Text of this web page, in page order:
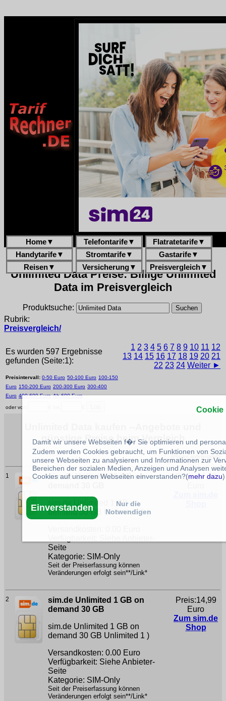
Home▼ Telefontarife▼ Flatratetarife▼
Handytarife▼ Stromtarife▼ Gastarife▼
Reisen▼ Versicherung▼ Preisvergleich▼
Unlimited Data Preise: Billige Unlimited
Data im Preisvergleich
Produktsuche:
Rubrik:
Preisvergleich/
Es wurden 597 Ergebnisse
gefunden (Seite:1):
1 2 3 4 5 6 7 8 9 10 11 12
13 14 15 16 17 18 19 20 21
22 23 24 Weiter ►
Preisintervall: 0-50 Euro 50-100 Euro 100-150
Euro 150-200 Euro 200-300 Euro 300-400
Euro 400-600 Euro Ab 600 Euro
oder von:
günstige Preise beim Vergleich
(Preise aufsteigend)
1
sim.de Unlimited 1 GB on
sim.de Unlimited 1 GB on
demand 30 GB
Unlimited 1 )
Seite
Kategorie: SIM-Only
Seit der Preiserfassung können
Veränderungen erfolgt sein**/Link*
Preis:14,99
2
sim.de Unlimited 1 GB on
demand 30 GB
sim.de Unlimited 1 GB on
demand 30 GB Unlimited 1 )
Versandkosten: 0.00 Euro
Verfügbarkeit: Siehe Anbieter-
Seite
Kategorie: SIM-Only
Seit der Preiserfassung können
Veränderungen erfolgt sein**/Link*
Preis:14,99
Euro
Zum sim.de
Shop
Cookie
Damit wir unsere Webseiten f�r Sie optimieren und
Zudem werden Cookies gebraucht, um Funktionen von
unsere Webseiten zu analysieren und Informationen zur
Bereichen der sozialen Medien, Anzeigen und Analysen
Cookies auf unseren Webseiten einverstanden?(mehr dazu)
Einverstanden
Nur die
Notwendigen